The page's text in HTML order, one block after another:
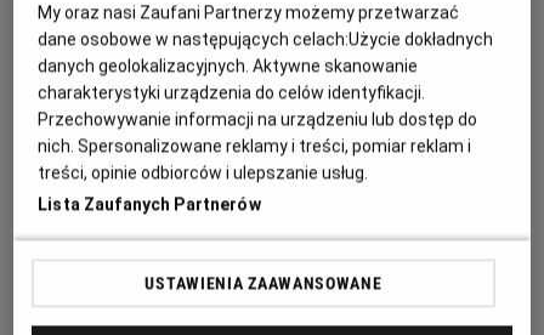
Grudziądz-
Helios
Jelenia Góra-
Helios
Kalisz-
Helios
Katowice-
Helios
Kędzierzyn-Koźle-
Helios
Kielce-
Helios
Konin-
Helios
Koszalin
Helios
Krosno-
Helios
Legionowo-
Helios
Legnica-
Helios
Helios
Łódź-
Helios
My oraz nasi Zaufani Partnerzy możemy przetwarzać
dane osobowe w następujących celach:Użycie dokładnych
danych geolokalizacyjnych. Aktywne skanowanie
charakterystyki urządzenia do celów identyfikacji.
Przechowywanie informacji na urządzeniu lub dostęp do
nich. Spersonalizowane reklamy i treści, pomiar reklam i
treści, opinie odbiorców i ulepszanie usług.
Lista Zaufanych Partnerów
USTAWIENIA ZAAWANSOWANE